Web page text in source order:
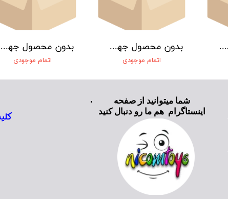
بدون محصول جهت نمایش
اتمام موجودی
بدون محصول جهت نمایش
اتمام موجودی
بدون محصول جهت نمایش
شما میتوانید از صفحه
اینستاگرام هم ما رو دنبال کنید